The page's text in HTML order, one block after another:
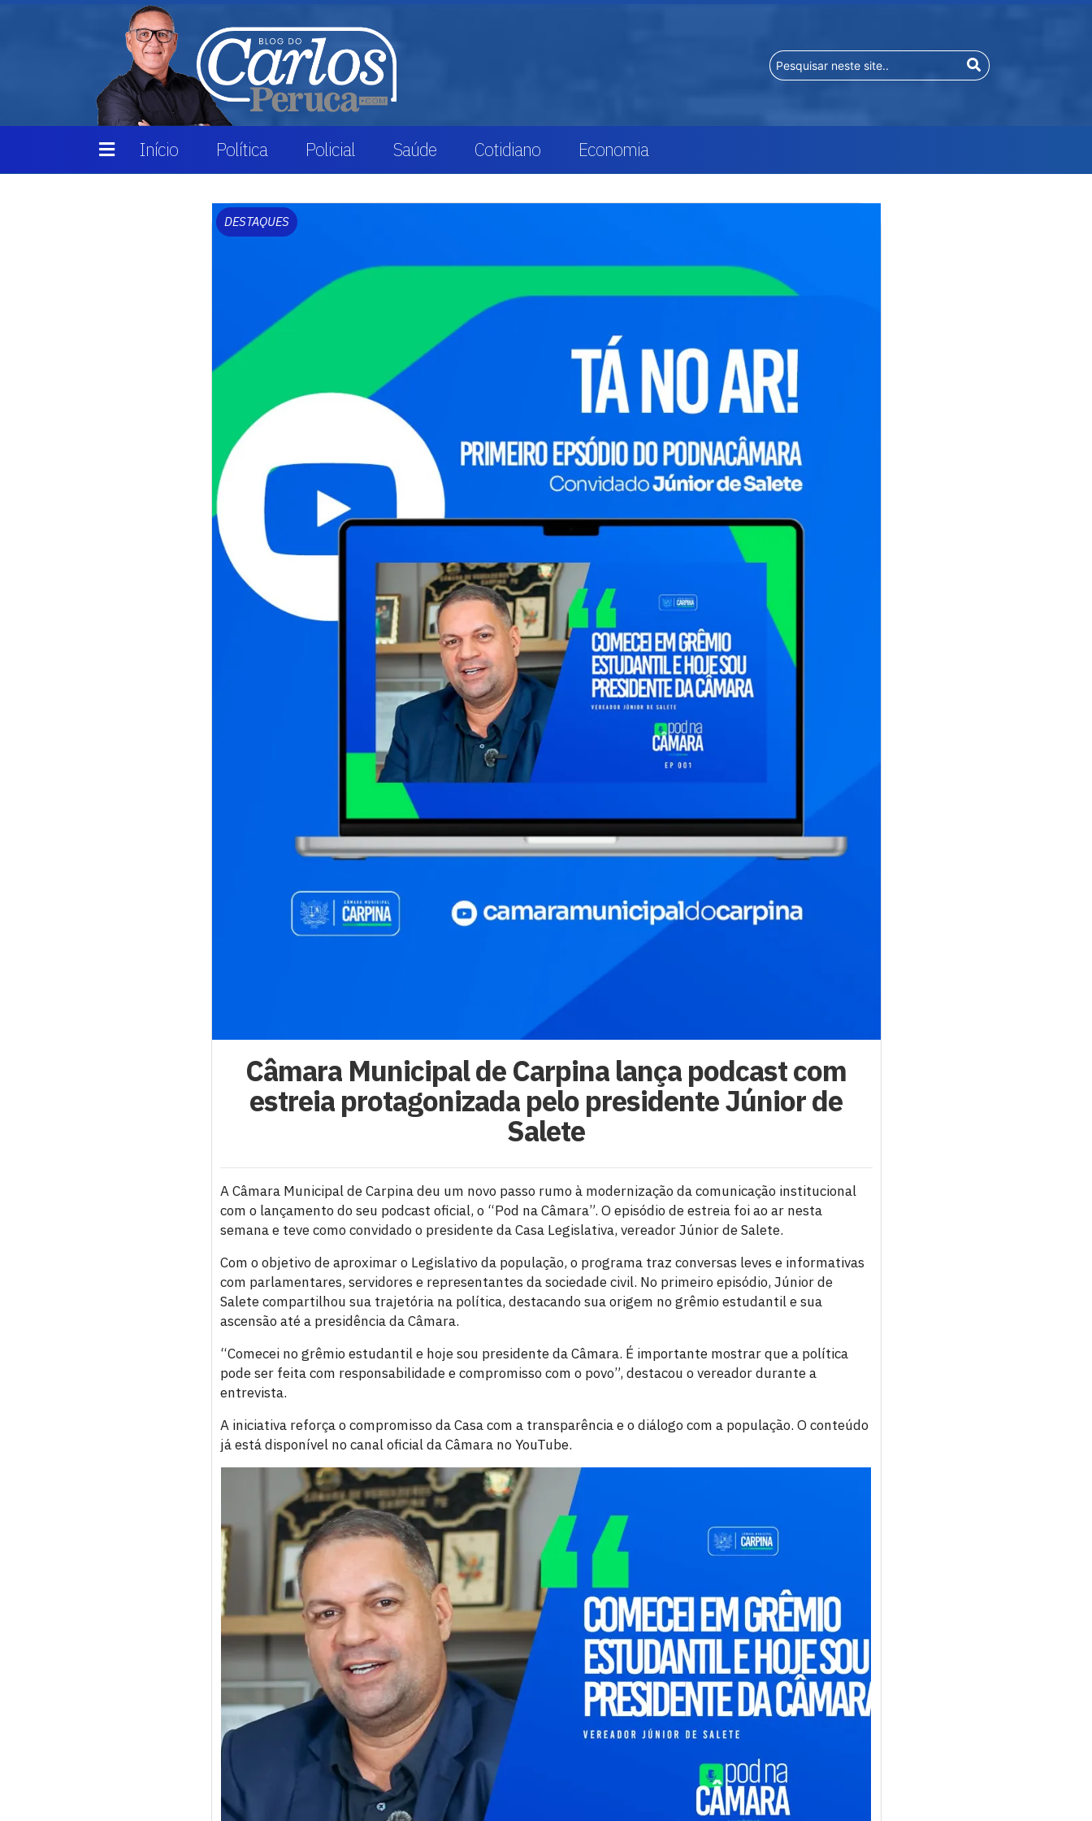
Início Política Policial Saúde Cotidiano Economia
DESTAQUES
Câmara Municipal de Carpina lança podcast com
estreia protagonizada pelo presidente Júnior de
Salete
A Câmara Municipal de Carpina deu um novo passo rumo à modernização da comunicação institucional
com o lançamento do seu podcast oficial, o “Pod na Câmara”. O episódio de estreia foi ao ar nesta
semana e teve como convidado o presidente da Casa Legislativa, vereador Júnior de Salete.
Com o objetivo de aproximar o Legislativo da população, o programa traz conversas leves e informativas
com parlamentares, servidores e representantes da sociedade civil. No primeiro episódio, Júnior de
Salete compartilhou sua trajetória na política, destacando sua origem no grêmio estudantil e sua
ascensão até a presidência da Câmara.
“Comecei no grêmio estudantil e hoje sou presidente da Câmara. É importante mostrar que a política
pode ser feita com responsabilidade e compromisso com o povo”, destacou o vereador durante a
entrevista.
A iniciativa reforça o compromisso da Casa com a transparência e o diálogo com a população. O conteúdo
já está disponível no canal oficial da Câmara no YouTube.